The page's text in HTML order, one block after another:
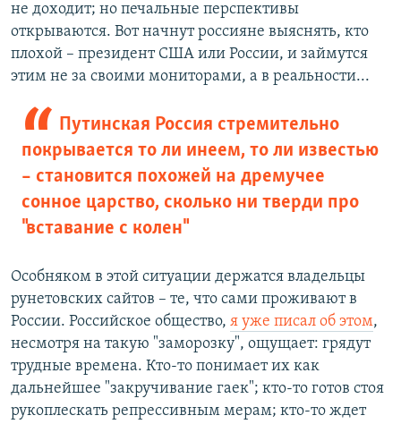
не доходит; но печальные перспективы
открываются. Вот начнут россияне выяснять, кто
плохой – президент США или России, и займутся
этим не за своими мониторами, а в реальности...
Путинская Россия стремительно
покрывается то ли инеем, то ли известью
– становится похожей на дремучее
сонное царство, сколько ни тверди про
"вставание с колен"
Особняком в этой ситуации держатся владельцы
рунетовских сайтов – те, что сами проживают в
России. Российское общество, я уже писал об этом,
несмотря на такую "заморозку", ощущает: грядут
трудные времена. Кто-то понимает их как
дальнейшее "закручивание гаек"; кто-то готов стоя
рукоплескать репрессивным мерам; кто-то ждет